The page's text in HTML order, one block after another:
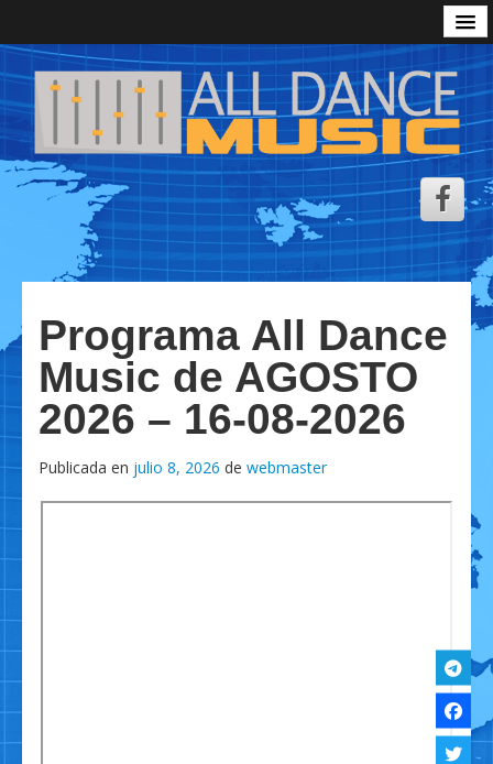
Podcast All Dance Music
Zona Descarga ADM
Sesiones
Radio
Emisoras de Radio
Video Show
Aviso Legal
Personalizar Cookies
Política de Cookies
Política de Privacidad
Programa All Dance
Music de AGOSTO
2026 – 16-08-2026
Publicada en julio 8, 2026 de webmaster